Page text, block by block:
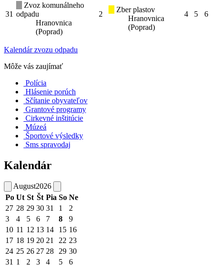
31
Zvoz komunálneho
odpadu
Hranovnica
(Poprad)
2
Zber plastov
Hranovnica
(Poprad)
4 5 6
Kalendár zvozu odpadu
Môže vás zaujímať
Polícia
Hlásenie porúch
Sčítanie obyvateľov
Grantové programy
Cirkevné inštitúcie
Múzeá
Športové výsledky
Sms spravodaj
Kalendár
August2026
Po Ut St Št Pia So Ne
27 28 29 30 31 1
2
3
4 5 6 7 8
9
10 11 12 13 14 15 16
17 18 19 20 21 22 23
24 25 26 27 28 29 30
31 1 2 3 4 5 6